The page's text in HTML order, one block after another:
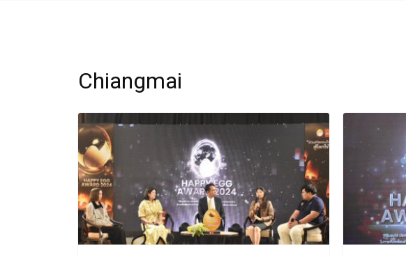
Chiangmai